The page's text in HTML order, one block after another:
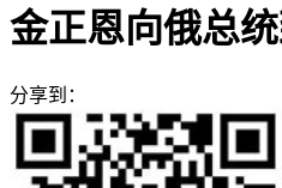
金正恩向俄总
分享到：